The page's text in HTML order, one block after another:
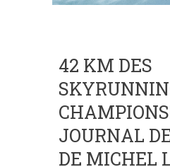
42 KM DES
JOURNAL
DE MICHEL